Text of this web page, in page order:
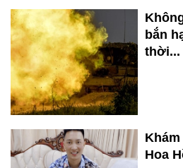
bắn
thời...
Hoa